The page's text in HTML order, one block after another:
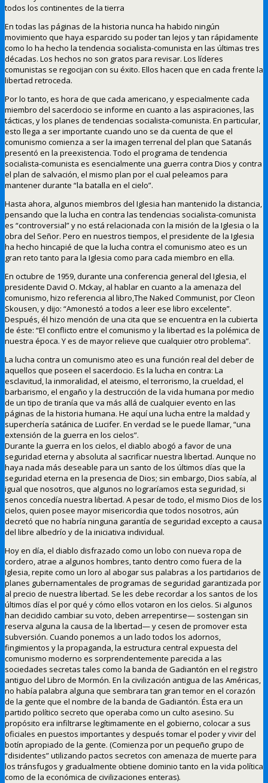
todos los continentes de la tierra
En todas las páginas de la historia nunca ha habido ningún
movimiento que haya esparcido su poder tan lejos y tan rápidamente
como lo ha hecho la tendencia socialista-comunista en las últimas tres
décadas. Los hechos no son gratos para revisar. Los líderes
comunistas se regocijan con su éxito. Ellos hacen que en cada frente la
libertad retroceda.
Por lo tanto, es hora de que cada americano, y especialmente cada
miembro del sacerdocio se informe en cuanto a las aspiraciones, las
tácticas, y los planes de tendencias socialista-comunista. En particular,
esto llega a ser importante cuando uno se da cuenta de que el
comunismo comienza a ser la imagen terrenal del plan que Satanás
presentó en la preexistencia. Todo el programa de tendencia
socialista-comunista es esencialmente una guerra contra Dios y contra
el plan de salvación, el mismo plan por el cual peleamos para
mantener durante “la batalla en el cielo”.
Hasta ahora, algunos miembros del Iglesia han mantenido la distancia,
pensando que la lucha en contra las tendencias socialista-comunista
es “controversial” y no está relacionada con la misión de la Iglesia o la
obra del Señor. Pero en nuestros tiempos, el presidente de la Iglesia
ha hecho hincapié de que la lucha contra el comunismo ateo es un
gran reto tanto para la Iglesia como para cada miembro en ella.
En octubre de 1959, durante una conferencia general del Iglesia, el
presidente David O. Mckay, al hablar en cuanto a la amenaza del
comunismo, hizo referencia al libro,The Naked Communist, por Cleon
Skousen, y dijo: “Amonestó a todos a leer ese libro excelente”.
Después, él hizo mención de una cita que se encuentra en la cubierta
de éste: “El conflicto entre el comunismo y la libertad es la polémica de
nuestra época. Y es de mayor relieve que cualquier otro problema”.
La lucha contra un comunismo ateo es una función real del deber de
aquellos que poseen el sacerdocio. Es la lucha en contra: La
esclavitud, la inmoralidad, el ateismo, el terrorismo, la crueldad, el
barbarismo, el engaño y la destrucción de la vida humana por medio
de un tipo de tiranía que va más allá de cualquier evento en las
páginas de la historia humana. He aquí una lucha entre la maldad y
superchería satánica de Lucifer. En verdad se le puede llamar, “una
extensión de la guerra en los cielos”.
Durante la guerra en los cielos, el diablo abogó a favor de una
seguridad eterna y absoluta al sacrificar nuestra libertad. Aunque no
haya nada más deseable para un santo de los últimos días que la
seguridad eterna en la presencia de Dios; sin embargo, Dios sabía, al
igual que nosotros, que algunos no lograríamos esta seguridad, si
senos concedía nuestra libertad. A pesar de todo, el mismo Dios de los
cielos, quien posee mayor misericordia que todos nosotros, aún
decretó que no habría ninguna garantía de seguridad excepto a causa
del libre albedrío y de la iniciativa individual.
Hoy en día, el diablo disfrazado como un lobo con nueva ropa de
cordero, atrae a algunos hombres, tanto dentro como fuera de la
Iglesia, repite como un loro al abogar sus palabras a los partidarios de
planes gubernamentales de programas de seguridad garantizada por
al precio de nuestra libertad. Se les debe recordar a los santos de los
últimos días el por qué y cómo ellos votaron en los cielos. Si algunos
han decidido cambiar su voto, deben arrepentirse— sostengan sin
reserva alguna la causa de la libertad— y cesen de promover esta
subversión. Cuando ponemos a un lado todos los adornos,
fingimientos y la propaganda, la estructura central expuesta del
comunismo moderno es sorprendentemente parecida a las
sociedades secretas tales como la banda de Gadiantón en el registro
antiguo del Libro de Mormón. En la civilización antigua de las Américas,
no había palabra alguna que sembrara tan gran temor en el corazón
de la gente que el nombre de la banda de Gadiantón. Ésta era un
partido político secreto que operaba como un culto asesino. Su
propósito era infiltrarse legítimamente en el gobierno, colocar a sus
oficiales en puestos importantes y después tomar el poder y vivir del
botín apropiado de la gente. (Comienza por un pequeño grupo de
“disidentes” utilizando pactos secretos con amenaza de muerte para
los tránsfugos y gradualmente obtiene dominio tanto en la vida política
como de la económica de civilizaciones enteras).